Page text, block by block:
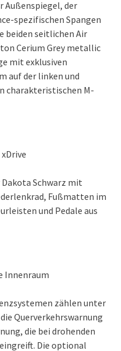
Außenspiegel, der
spezifischen Spangen
beiden seitlichen Air
Cerium Grey metallic
mit exklusiven
auf der linken und
charakteristischen M-
Schwarz mit
Fußmatten im
und Pedale aus
Innenraum
zählen unter
Querverkehrswarnung
die bei drohenden
Die optional